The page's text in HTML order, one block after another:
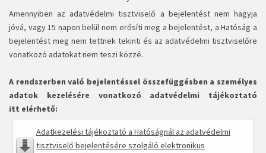
Amennyiben az adatvédelmi tisztviselő a bejelentést nem hagyja
jóvá, vagy 15 napon belül nem erősíti meg a bejelentést, a Hatóság a
bejelentést meg nem tettnek tekinti és az adatvédelmi tisztviselőre
vonatkozó adatokat nem teszi közzé.
A rendszerben való bejelentéssel összefüggésben a személyes
adatok kezelésére vonatkozó adatvédelmi tájékoztató
itt elérhető:
Adatkezelési tájékoztató a Hatóságnál az adatvédelmi
tisztviselő bejelentésére szolgáló elektronikus